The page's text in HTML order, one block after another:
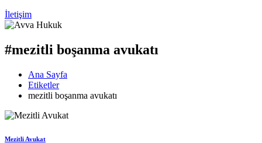
İletişim
#mezitli boşanma avukatı
Ana Sayfa
Etiketler
mezitli boşanma avukatı
Mezitli Avukat